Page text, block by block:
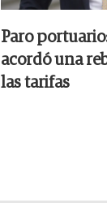
Paro
acordó una
las tarifas